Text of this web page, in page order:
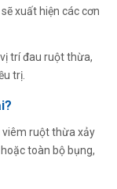
xuất hiện các cơn
trí đau ruột thừa,
trị.
viêm ruột thừa xảy
toàn bộ bụng,